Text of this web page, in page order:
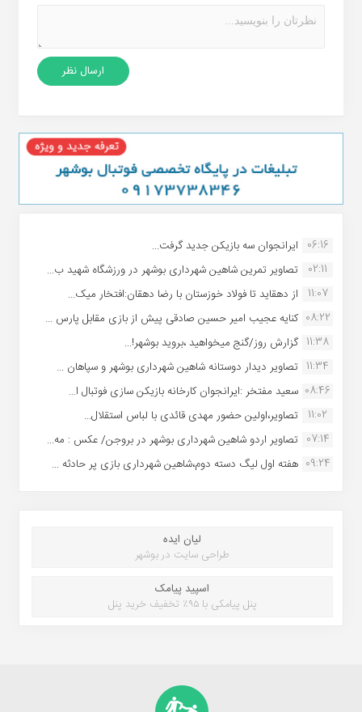
06:16 ایرانجوان سه بازیکن جدید گرفت...
02:11
تصاویر تمرین شاهین شهردارى بوشهر در ورزشگاه شهید ب...
11:07
از دهقاید تا فولاد خوزستان با رضا دهقان:افتخار میک...
08:22 کنایه عجیب امیر حسین صادقی پیش از بازی مقابل پارس ...
11:38 گزارش روز/گنج میخواهید ،بروید بوشهر!...
11:34 تصاویر دیدار دوستانه شاهین شهردارى بوشهر و سپاهان ...
08:46 سعید مفتخر :ایرانجوان کارخانه بازیکن سازی فوتبال ا...
11:02
تصاویر،اولین حضور مهدی قائدی با لباس استقلال...
07:14 تصاویر اردو شاهین شهرداری بوشهر در بروجن/ عکس : مه...
09:24 هفته اول لیگ دسته دوم،شاهین شهرداری بازی پر حادثه ...
لیان ایده
طراحی سایت در بوشهر
اسپید پیامک
پنل پیامکی با ۹۵٪ تخفیف خرید پنل